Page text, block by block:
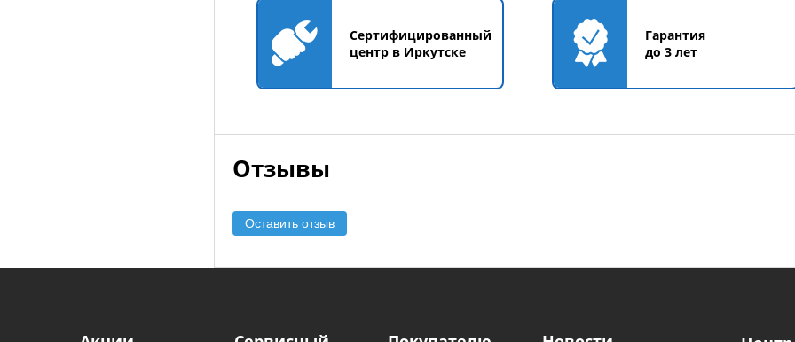
Сертифицированный
центр в Иркутске
Гарантия
до 3 лет
Отзывы
Оставить отзыв